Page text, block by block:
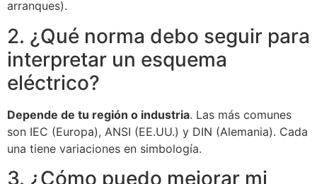
arranques).
2. ¿Qué norma debo seguir para
interpretar un esquema
eléctrico?
Depende de tu región o industria. Las más comunes
son IEC (Europa), ANSI (EE.UU.) y DIN (Alemania). Cada
una tiene variaciones en simbología.
3. ¿Cómo puedo mejorar mi